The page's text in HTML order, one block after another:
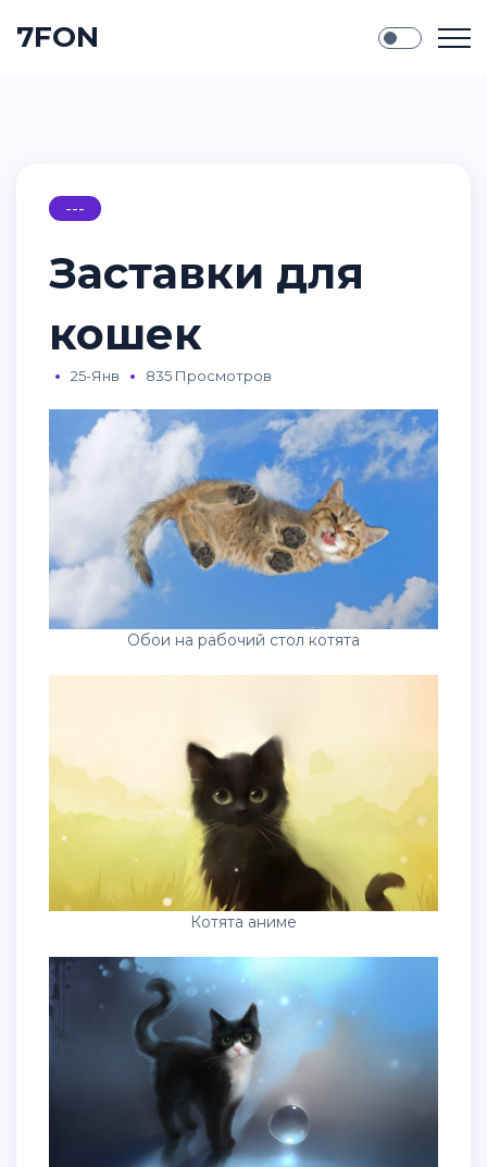
7FON
---
Заставки для
кошек
25-Янв 835 Просмотров
Обои на рабочий стол котята
Котята аниме